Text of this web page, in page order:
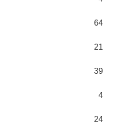
64
21
39
4
24